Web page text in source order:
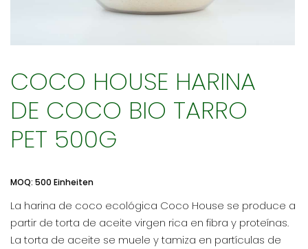
COCO HOUSE HARINA
DE COCO BIO TARRO
PET 500G
MOQ: 500 Einheiten
La harina de coco ecológica Coco House se produce a
partir de torta de aceite virgen rica en fibra y proteínas.
La torta de aceite se muele y tamiza en partículas de